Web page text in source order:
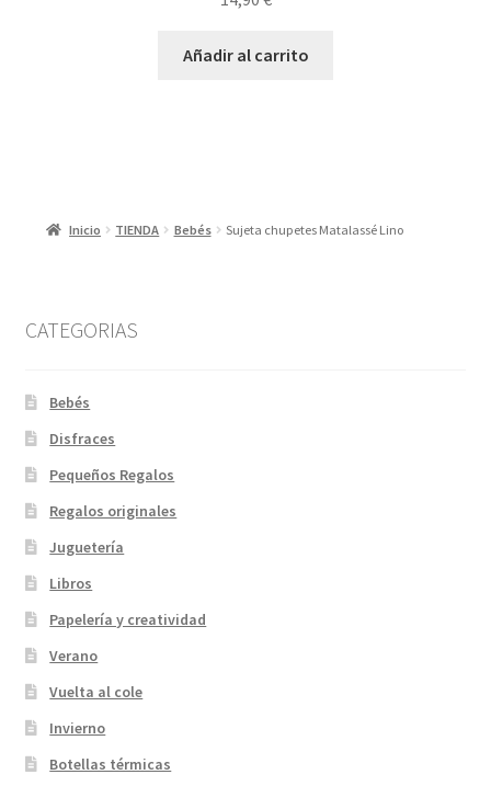
Añadir al carrito
Inicio TIENDA Bebés Sujeta chupetes Matalassé Lino
CATEGORIAS
Bebés
Disfraces
Pequeños Regalos
Regalos originales
Juguetería
Libros
Papelería y creatividad
Verano
Vuelta al cole
Invierno
Botellas térmicas